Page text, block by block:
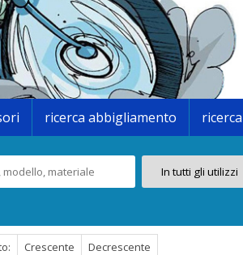
ricerca abbigliamento
Crescente Decrescente